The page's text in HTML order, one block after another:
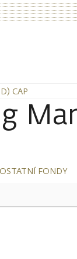
CAP
OSTATNÍ FONDY